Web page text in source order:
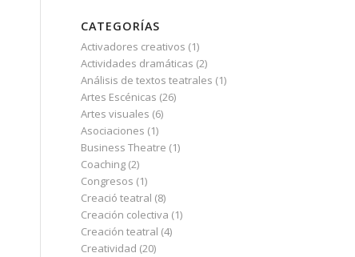
CATEGORÍAS
Activadores creativos (1)
Actividades dramáticas (2)
Análisis de textos teatrales (1)
Artes Escénicas (26)
Artes visuales (6)
Asociaciones (1)
Business Theatre (1)
Coaching (2)
Congresos (1)
Creació teatral (8)
Creación colectiva (1)
Creación teatral (4)
Creatividad (20)